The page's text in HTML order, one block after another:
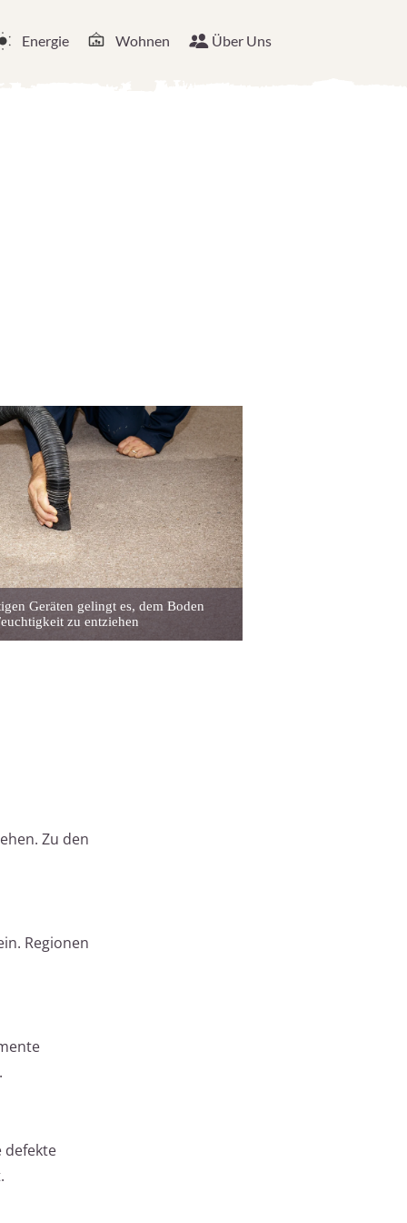
Energie Wohnen Über Uns
Geräten gelingt es, dem Boden
zu entziehen
Zu den
Regionen
defekte